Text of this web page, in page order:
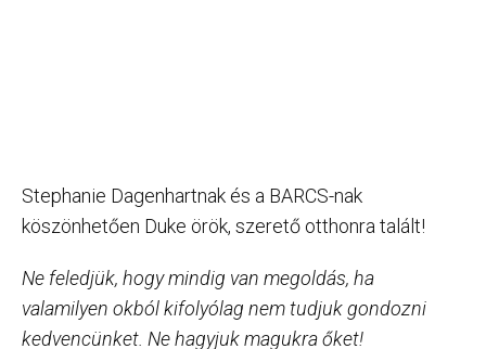
Stephanie Dagenhartnak és a BARCS-nak
köszönhetően Duke örök, szerető otthonra talált!
Ne feledjük, hogy mindig van megoldás, ha
valamilyen okból kifolyólag nem tudjuk gondozni
kedvencünket. Ne hagyjuk magukra őket!